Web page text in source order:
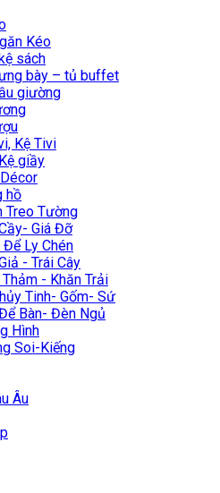
Kéo
sách
bày – tủ buffet
giường
Kệ Tivi
giầy
hồ
Treo Tường
Giá Đỡ
Để Ly Chén
- Trái Cây
- Khăn Trải
Tinh- Gốm- Sứ
Bàn- Đèn Ngủ
Hình
Soi-Kiếng
Âu